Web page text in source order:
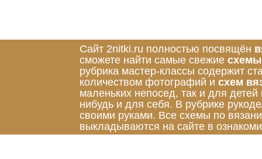
Сайт 2nitki.ru полностью посвящён
сможете найти самые свежие схемы
рубрика мастер-классы содержит
количеством фотографий и схем
маленьких непосед, так и для
нибудь и для себя. В рубрике
своими руками. Все схемы по
выкладываются на сайте в